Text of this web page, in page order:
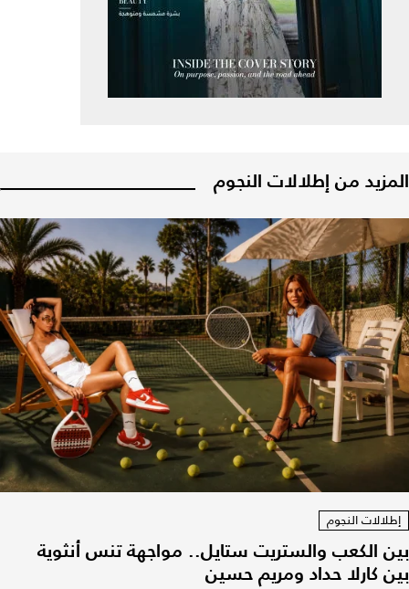
المزيد من إطلالات النجوم
إطلالات النجوم
بين الكعب والستريت ستايل.. مواجهة تنس أنثوية
بين كارلا حداد ومريم حسين